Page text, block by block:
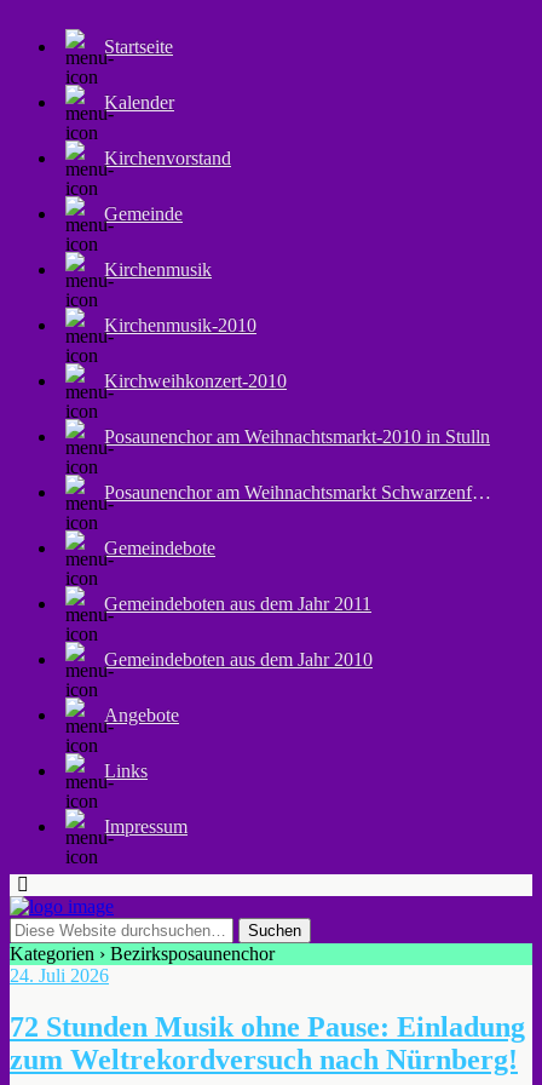
Startseite
Kalender
Kirchenvorstand
Gemeinde
Kirchenmusik
Kirchenmusik-2010
Kirchweihkonzert-2010
Posaunenchor am Weihnachtsmarkt-2010 in Stulln
Posaunenchor am Weihnachtsmarkt Schwarzenfeld
Gemeindebote
Gemeindeboten aus dem Jahr 2011
Gemeindeboten aus dem Jahr 2010
Angebote
Links
Impressum
Kategorien › Bezirksposaunenchor
24. Juli 2026
72 Stunden Musik ohne Pause: Einladung
zum Weltrekordversuch nach Nürnberg!